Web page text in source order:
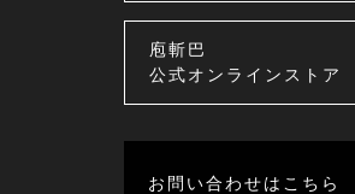
庖斬巴
公式オンラインストア
お問い合わせはこちら